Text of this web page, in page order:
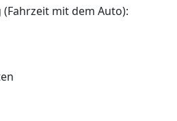
mit dem Auto):